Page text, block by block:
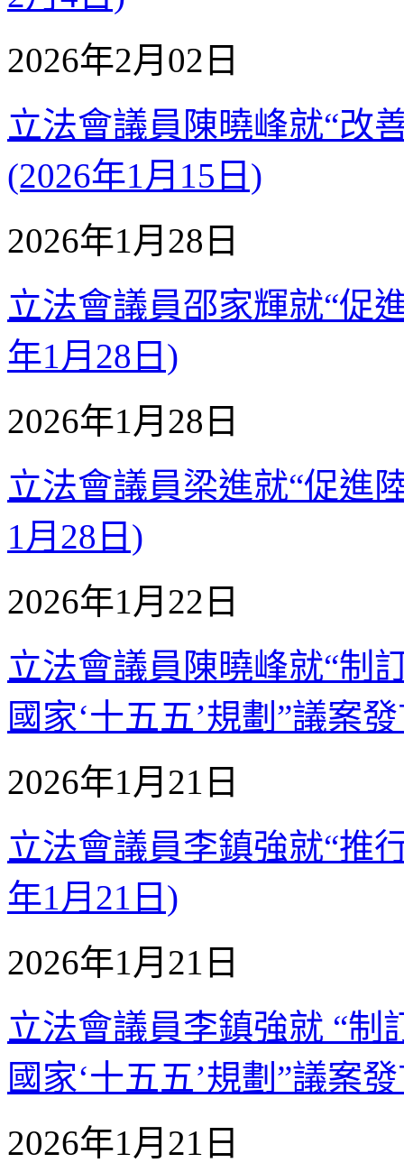
2026年2月02日
立法會議員陳曉峰就“改
(2026年1月15日)
2026年1月28日
立法會議員邵家輝就“促
年1月28日)
2026年1月28日
立法會議員梁進就“促進
1月28日)
2026年1月22日
立法會議員陳曉峰就“制
國家‘十五五’規劃”議案
2026年1月21日
立法會議員李鎮強就“推
年1月21日)
2026年1月21日
立法會議員李鎮強就 “制
國家‘十五五’規劃”議案
2026年1月21日